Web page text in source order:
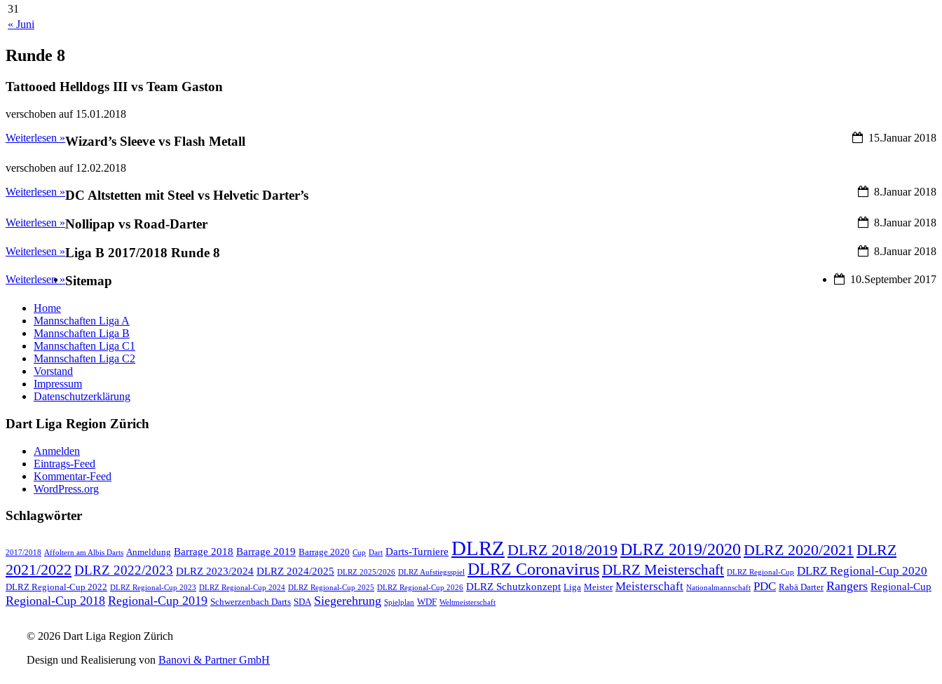
« Juni
31
Runde 8
Tattooed Helldogs III vs Team Gaston
verschoben auf 15.01.2018
Weiterlesen »
15.Januar 2018
Wizard’s Sleeve vs Flash Metall
verschoben auf 12.02.2018
Weiterlesen »
8.Januar 2018
DC Altstetten mit Steel vs Helvetic Darter’s
Weiterlesen » 8.Januar 2018
Nollipap vs Road-Darter
Weiterlesen » 8.Januar 2018
Liga B 2017/2018 Runde 8
Weiterlesen » 10.September 2017
Sitemap
Home
Mannschaften Liga A
Mannschaften Liga B
Mannschaften Liga C1
Mannschaften Liga C2
Vorstand
Impressum
Datenschutzerklärung
Dart Liga Region Zürich
Anmelden
Eintrags-Feed
Kommentar-Feed
WordPress.org
Schlagwörter
2017/2018 Affoltern am Albis Darts Anmeldung Barrage 2018 Barrage 2019 Barrage 2020 Cup Dart Darts-Turniere DLRZ DLRZ 2018/2019 DLRZ 2019/2020 DLRZ 2020/2021 DLRZ
2021/2022 DLRZ 2022/2023 DLRZ 2023/2024 DLRZ 2024/2025 DLRZ 2025/2026 DLRZ Aufstiegsspiel DLRZ CoronavirusDLRZ Meisterschaft DLRZ Regional-Cup DLRZ Regional-Cup 2020
DLRZ Regional-Cup 2022 DLRZ Regional-Cup 2023 DLRZ Regional-Cup 2024 DLRZ Regional-Cup 2025 DLRZ Regional-Cup 2026 DLRZ Schutzkonzept Liga Meister Meisterschaft Nationalmannschaft PDC Rabä Darter Rangers Regional-Cup
Regional-Cup 2018 Regional-Cup 2019 Schwerzenbach Darts SDA Siegerehrung Spielplan WDF Weltmeisterschaft
© 2026 Dart Liga Region Zürich
Design und Realisierung von Banovi & Partner GmbH